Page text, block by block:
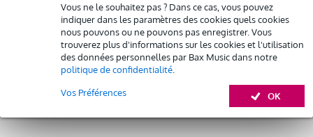
Vous ne le souhaitez pas ? Dans ce cas, vous pouvez
indiquer dans les paramètres des cookies quels cookies
nous pouvons ou ne pouvons pas enregistrer. Vous
trouverez plus d'informations sur les cookies et l'utilisation
des données personnelles par Bax Music dans notre
politique de confidentialité
OK
Vos Préférences